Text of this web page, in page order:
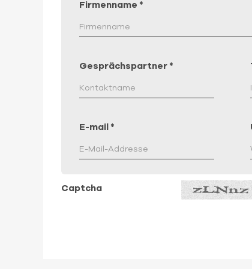
Firmenname *
Gesprächspartner *
E-mail *
Captcha